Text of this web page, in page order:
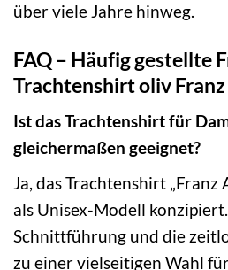
über viele Jahre hinweg.
FAQ – Häufig gestellte
Trachtenshirt oliv
Ist das Trachtenshirt für
gleichermaßen geeignet?
Ja, das Trachtenshirt
als Unisex-Modell
Schnittführung und die
zu einer vielseitigen Wahl